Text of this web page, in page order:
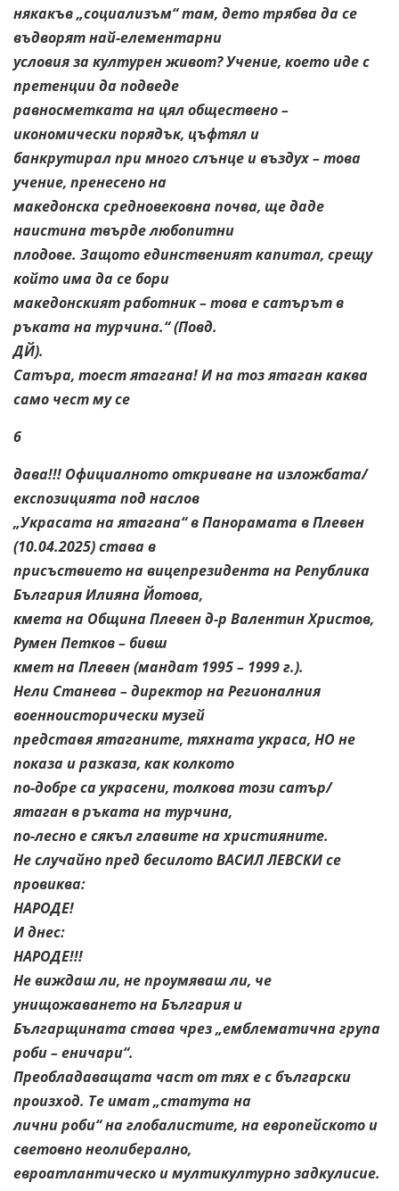
някакъв „социализъм“ там, дето трябва да се
въдворят най-елементарни
условия за културен живот? Учение, което иде с
претенции да подведе
равносметката на цял обществено –
икономически порядък, цъфтял и
банкрутирал при много слънце и въздух – това
учение, пренесено на
македонска средновековна почва, ще даде
наистина твърде любопитни
плодове. Защото единственият капитал, срещу
който има да се бори
македонският работник – това е сатърът в
ръката на турчина.“ (Повд.
ДЙ).
Сатъра, тоест ятагана! И на тоз ятаган каква
само чест му се
6
дава!!! Официалното откриване на изложбата/
експозицията под наслов
„Украсата на ятагана“ в Панорамата в Плевен
(10.04.2025) става в
присъствието на вицепрезидента на Република
България Илияна Йотова,
кмета на Община Плевен д-р Валентин Христов,
Румен Петков – бивш
кмет на Плевен (мандат 1995 – 1999 г.).
Нели Станева – директор на Регионалния
военноисторически музей
представя ятаганите, тяхната украса, НО не
показа и разказа, как колкото
по-добре са украсени, толкова този сатър/
ятаган в ръката на турчина,
по-лесно е сякъл главите на християните.
Не случайно пред бесилото ВАСИЛ ЛЕВСКИ се
провиква:
НАРОДЕ!
И днес:
НАРОДЕ!!!
Не виждаш ли, не проумяваш ли, че
унищожаването на България и
Българщината става чрез „емблематична група
роби – еничари“.
Преобладаващата част от тях е с български
произход. Те имат „статута на
лични роби“ на глобалистите, на европейското и
световно неолиберално,
евроатлантическо и мултикултурно задкулисие.